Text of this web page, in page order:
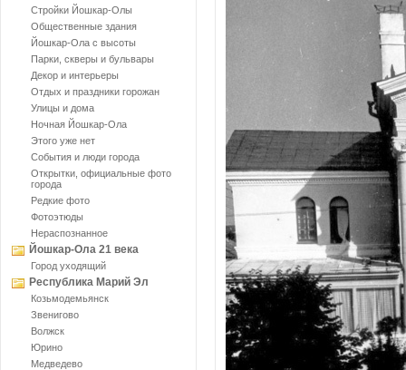
Стройки Йошкар-Олы
Общественные здания
Йошкар-Ола с высоты
Парки, скверы и бульвары
Декор и интерьеры
Отдых и праздники горожан
Улицы и дома
Ночная Йошкар-Ола
Этого уже нет
События и люди города
Открытки, официальные фото
города
Редкие фото
Фотоэтюды
Нераспознанное
Йошкар-Ола 21 века
Город уходящий
Республика Марий Эл
Козьмодемьянск
Звенигово
Волжск
Юрино
Медведево